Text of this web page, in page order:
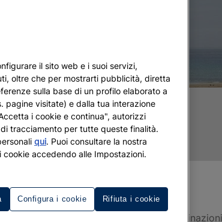
marocchina, è una delle migliori
il sito web e i suoi servizi,
oltre che per mostrarti pubblicità, diretta
sulla base di un profilo elaborato a
pagine visitate) e dalla tua interazione
i cookie e continua", autorizzi
tracciamento per tutte queste finalità.
qui. Puoi consultare la nostra
accedendo alle Impostazioni.
Configura i cookie Rifiuta i cookie